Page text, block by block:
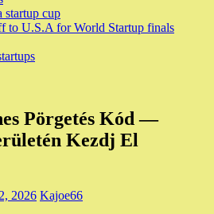
startup cup
to U.S.A for World Startup finals
Pörgetés Kód —
Kezdj El
2026 Kajoe66